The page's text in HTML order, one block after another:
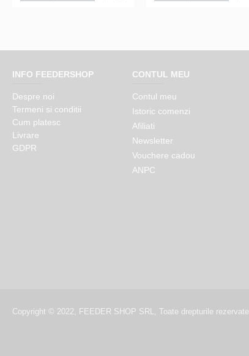
INFO FEEDERSHOP
Despre noi
Termeni si conditii
Cum platesc
Livrare
GDPR
CONTUL MEU
Contul meu
Istoric comenzi
Afiliati
Newsletter
Vouchere cadou
ANPC
Copyright © 2022, FEEDER SHOP SRL, Toate drepturile rezervate